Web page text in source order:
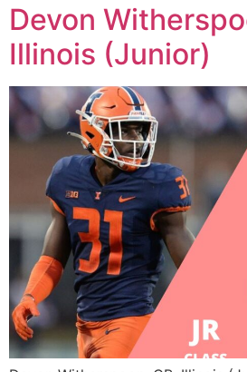
Devon
Illinois (Junior)